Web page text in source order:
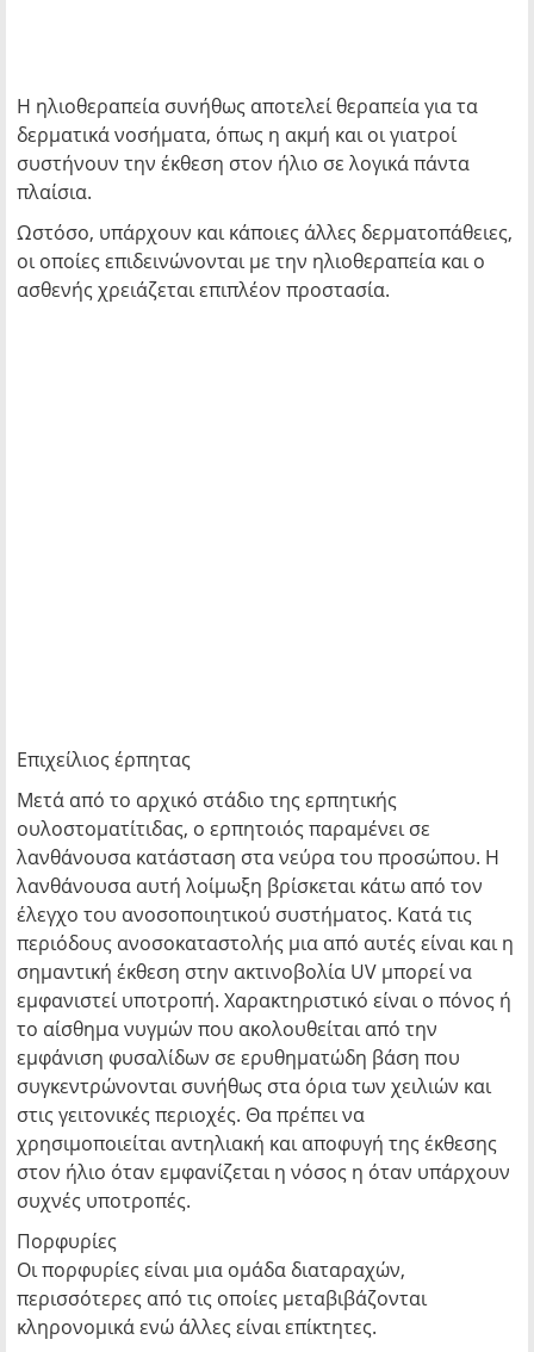
Η ηλιοθεραπεία συνήθως αποτελεί θεραπεία για τα
δερματικά νοσήματα, όπως η ακμή και οι γιατροί
συστήνουν την έκθεση στον ήλιο σε λογικά πάντα
πλαίσια.
Ωστόσο, υπάρχουν και κάποιες άλλες δερματοπάθειες,
οι οποίες επιδεινώνονται με την ηλιοθεραπεία και ο
ασθενής χρειάζεται επιπλέον προστασία.
Επιχείλιος έρπητας
Μετά από το αρχικό στάδιο της ερπητικής
ουλοστοματίτιδας, ο ερπητοιός παραμένει σε
λανθάνουσα κατάσταση στα νεύρα του προσώπου. Η
λανθάνουσα αυτή λοίμωξη βρίσκεται κάτω από τον
έλεγχο του ανοσοποιητικού συστήματος. Κατά τις
περιόδους ανοσοκαταστολής μια από αυτές είναι και η
σημαντική έκθεση στην ακτινοβολία UV μπορεί να
εμφανιστεί υποτροπή. Χαρακτηριστικό είναι ο πόνος ή
το αίσθημα νυγμών που ακολουθείται από την
εμφάνιση φυσαλίδων σε ερυθηματώδη βάση που
συγκεντρώνονται συνήθως στα όρια των χειλιών και
στις γειτονικές περιοχές. Θα πρέπει να
χρησιμοποιείται αντηλιακή και αποφυγή της έκθεσης
στον ήλιο όταν εμφανίζεται η νόσος η όταν υπάρχουν
συχνές υποτροπές.
Πορφυρίες
Οι πορφυρίες είναι μια ομάδα διαταραχών,
περισσότερες από τις οποίες μεταβιβάζονται
κληρονομικά ενώ άλλες είναι επίκτητες.